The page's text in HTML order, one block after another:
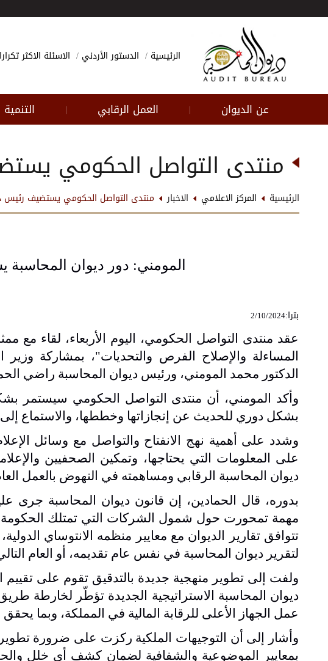
الرئيسية الدستور الأردني الاسئلة الاكثر تكرارا
عن الديوان | العمل الرقابي |
منتدى التواصل الحكومي
الرئيسية المركز الاعلامي الاخبار منتدى التواصل الحكومي يستضيف رئيس
المومني: دور ديوان المحاسبة
بترا:2/10/2024
عقد منتدى التواصل الحكومي، اليوم الأربعاء، لقاء مع
المساءلة والإصلاح الفرص والتحديات"، بمشاركة
الدكتور محمد المومني، ورئيس ديوان المحاسبة راضي
وأكد المومني، أن منتدى التواصل الحكومي سيستمر
بشكل دوري للحديث عن إنجازاتها وخططها، والاستماع
وشدد على أهمية نهج الانفتاح والتواصل مع وسائل
على المعلومات التي يحتاجها، وتمكين الصحفيين
ديوان المحاسبة الرقابي ومساهمته في النهوض بالعمل
تتوافق تقارير الديوان مع معايير منظمه الانتوساي
لتقرير ديوان المحاسبة في نفس عام تقديمه، أو العام
ولفت إلى تطوير منهجية جديدة بالتدقيق تقوم على
ديوان المحاسبة الاستراتيجية الجديدة تؤطّر لخارطة
عمل الجهاز الأعلى للرقابة المالية في المملكة، وبما
وأشار إلى أن التوجيهات الملكية ركزت على ضرورة تطوير
بمعايير الموضوعية والشفافية لضمان كشف أي خلل